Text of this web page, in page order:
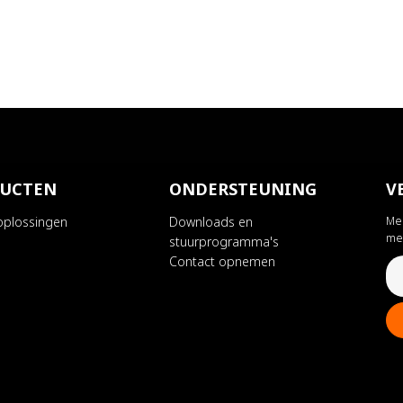
ONDERSTEUNING
Downloads en
stuurprogramma's
Contact opnemen